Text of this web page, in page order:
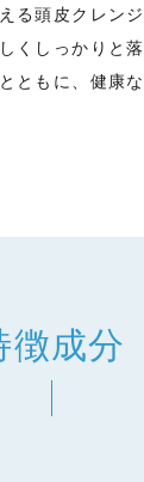
る頭皮クレンジ
くしっかりと
ともに、健康
徴成分